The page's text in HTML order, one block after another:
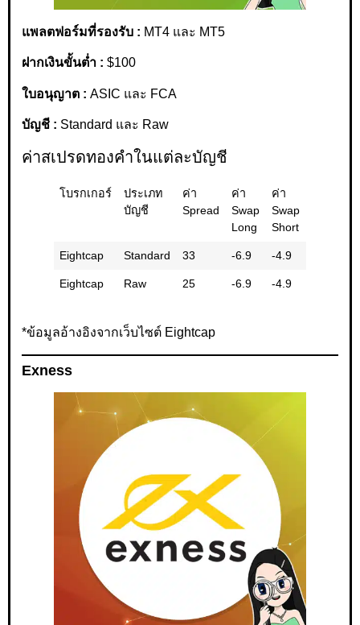
แพลตฟอร์มที่รองรับ : MT4 และ MT5
ฝากเงินขั้นต่ำ : $100
ใบอนุญาต : ASIC และ FCA
บัญชี : Standard และ Raw
ค่าสเปรดทองคำในแต่ละบัญชี
โบรกเกอร์
ประเภท
บัญชี
ค่า
Spread
ค่า
Swap
Long
ค่า
Swap
Short
Eightcap Standard 33 -6.9 -4.9
Eightcap Raw 25 -6.9 -4.9
*ข้อมูลอ้างอิงจากเว็บไซต์ Eightcap
Exness